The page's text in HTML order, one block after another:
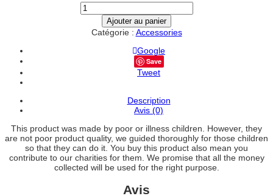
quantité
de
Luggage
tag
Ajouter au panier
Catégorie : Accessories
Google
Save
Tweet
Description
Avis (0)
This product was made by poor or illness children. However, they
are not poor product quality, we guided thoroughly for those children
so that they can do it. You buy this product also mean you
contribute to our charities for them. We promise that all the money
collected will be used for the right purpose.
Avis